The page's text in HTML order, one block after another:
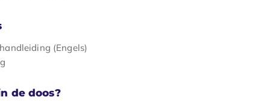
(Engels)
de doos?